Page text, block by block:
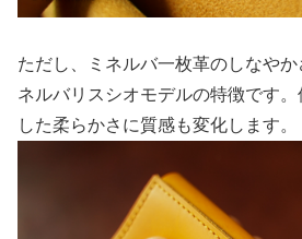
ただし、ミネルバ一枚革のしなやか
ネルバリスシオモデルの特徴です
した柔らかさに質感も変化します。